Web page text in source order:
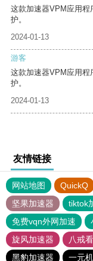
这款加速器VPM应用程
护。
2024-01-13
游客
这款加速器VPM应用程
护。
2024-01-13
友情链接
网站地图 QuickQ
坚果加速器
tiktok
免费vqn外网加速
旋风加速器
八戒
黑豹加速器
一元